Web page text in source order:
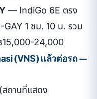
— IndiGo 6E ตรง
1 ชม. 10 น. รวม
15,000-24,000
(VNS) แล้วต่อรถ —
(สถานที่แสดง